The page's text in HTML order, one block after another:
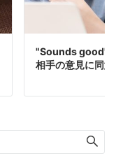
"Sounds good"
相手の意見に同